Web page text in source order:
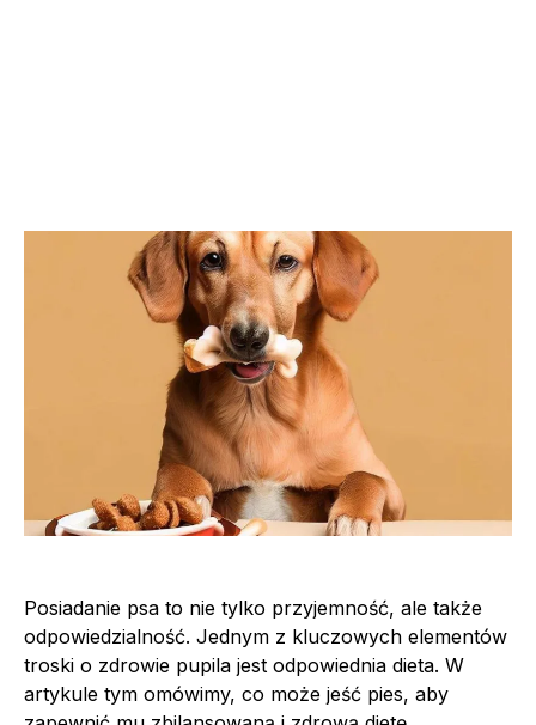
Posiadanie psa to nie tylko przyjemność, ale także
odpowiedzialność. Jednym z kluczowych elementów
troski o zdrowie pupila jest odpowiednia dieta. W
artykule tym omówimy, co może jeść pies, aby